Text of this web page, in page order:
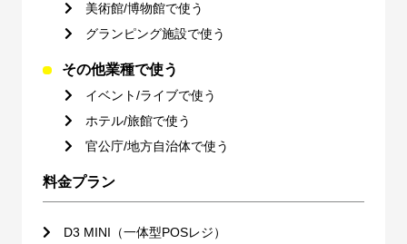
美術館/博物館で使う
グランピング施設で使う
その他業種で使う
イベント/ライブで使う
ホテル/旅館で使う
官公庁/地方自治体で使う
料金プラン
D3 MINI（一体型POSレジ）